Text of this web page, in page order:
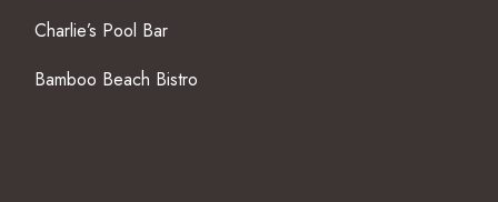
Charlie’s Pool Bar
Bamboo Beach Bistro